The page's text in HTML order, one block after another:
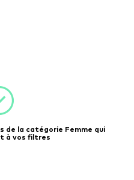
de la catégorie Femme qui
à vos filtres